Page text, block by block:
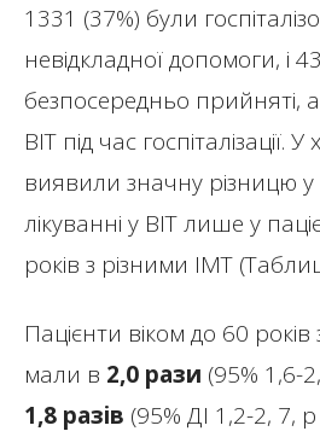
1331 (37%) були
невідкладної допомоги, і
безпосередньо прийняті,
ВІТ під час госпіталізації.
виявили значну різницю у
лікуванні у ВІТ лише у
років з різними ІМТ
Пацієнти віком до 60 років
мали в 2,0 рази (95% 1,6-
1,8 разів (95% ДІ 1,2-2, 7,